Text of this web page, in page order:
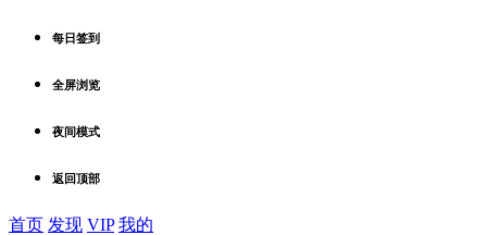
每日签到
全屏浏览
夜间模式
返回顶部
首页 发现 VIP 我的